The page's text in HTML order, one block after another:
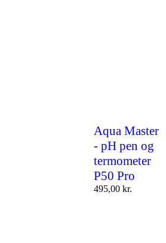
Aqua Master
- pH pen og
termometer
P50 Pro
495,00 kr.